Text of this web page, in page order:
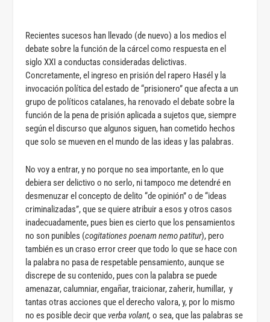
Recientes sucesos han llevado (de nuevo) a los medios el
debate sobre la función de la cárcel como respuesta en el
siglo XXI a conductas consideradas delictivas.
Concretamente, el ingreso en prisión del rapero Hasél y la
invocación política del estado de “prisionero” que afecta a un
grupo de políticos catalanes, ha renovado el debate sobre la
función de la pena de prisión aplicada a sujetos que, siempre
según el discurso que algunos siguen, han cometido hechos
que solo se mueven en el mundo de las ideas y las palabras.
No voy a entrar, y no porque no sea importante, en lo que
debiera ser delictivo o no serlo, ni tampoco me detendré en
desmenuzar el concepto de delito “de opinión” o de “ideas
criminalizadas”, que se quiere atribuir a esos y otros casos
inadecuadamente, pues bien es cierto que los pensamientos
no son punibles (cogitationes poenam nemo patitur), pero
también es un craso error creer que todo lo que se hace con
la palabra no pasa de respetable pensamiento, aunque se
discrepe de su contenido, pues con la palabra se puede
amenazar, calumniar, engañar, traicionar, zaherir, humillar, y
tantas otras acciones que el derecho valora, y, por lo mismo
no es posible decir que verba volant,o sea, que las palabras se